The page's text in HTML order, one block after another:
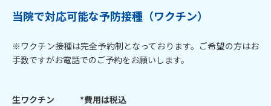
当院で対応可能な予防接種（ワクチン）
※ワクチン接種は完全予約制となっております。ご希望の方はお
手数ですがお電話でのご予約をお願いします。
生ワクチン *費用は税込